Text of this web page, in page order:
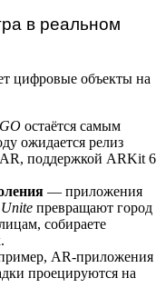
в реальном
цифровые объекты на
остаётся самым
ожидается релиз
поддержкой ARKit 6
— приложения
Unite превращают город
собираете
AR-приложения
проецируются на